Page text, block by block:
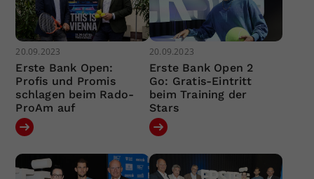
20.09.2023
Erste Bank Open:
Profis und Promis
schlagen beim Rado-
ProAm auf
20.09.2023
Erste Bank Open 2
Go: Gratis-Eintritt
beim Training der
Stars